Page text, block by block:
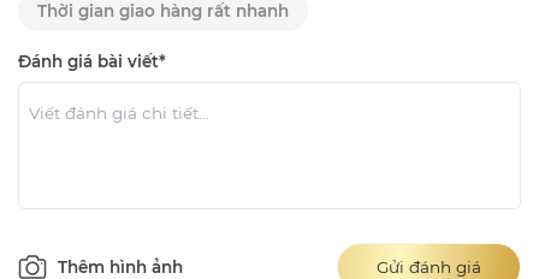
Thời gian giao hàng rất nhanh
Đánh giá bài viết*
Thêm hình ảnh Gửi đánh giá